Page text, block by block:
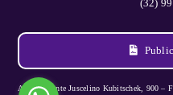
(32)
Av. Presidente Juscelino Kubitschek, 900 –